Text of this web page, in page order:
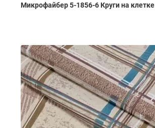
Микрофайбер 5-1856-6 Круги на клетке